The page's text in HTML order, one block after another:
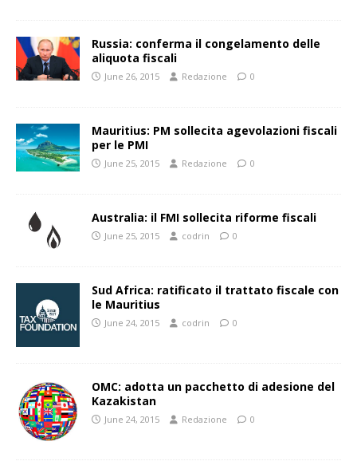
Russia: conferma il congelamento delle
aliquota fiscali
June 26, 2015 Redazione 0
Mauritius: PM sollecita agevolazioni fiscali
per le PMI
June 25, 2015 Redazione 0
Australia: il FMI sollecita riforme fiscali
June 25, 2015 codrin 0
Sud Africa: ratificato il trattato fiscale con
le Mauritius
June 24, 2015 codrin 0
OMC: adotta un pacchetto di adesione del
Kazakistan
June 24, 2015 Redazione 0